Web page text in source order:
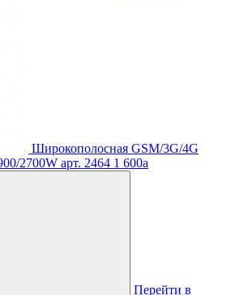
Широкополосная GSM/3G/4G
2700W арт. 2464 1 600a
Перейти в